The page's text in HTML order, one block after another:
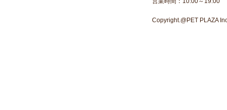
Copyright.@PET PLAZA